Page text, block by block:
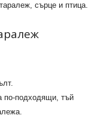
сърце и птица.
по-подходящи, тъй